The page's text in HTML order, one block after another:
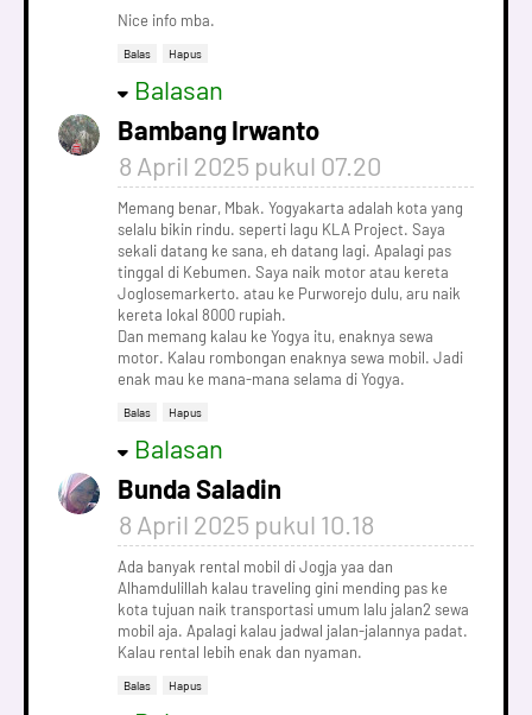
Nice info mba.
Balas Hapus
Balasan
Bambang Irwanto
8 April 2025 pukul 07.20
Memang benar, Mbak. Yogyakarta adalah kota yang
selalu bikin rindu. seperti lagu KLA Project. Saya
sekali datang ke sana, eh datang lagi. Apalagi pas
tinggal di Kebumen. Saya naik motor atau kereta
Joglosemarkerto. atau ke Purworejo dulu, aru naik
kereta lokal 8000 rupiah.
Dan memang kalau ke Yogya itu, enaknya sewa
motor. Kalau rombongan enaknya sewa mobil. Jadi
enak mau ke mana-mana selama di Yogya.
Balas Hapus
Balasan
Bunda Saladin
8 April 2025 pukul 10.18
Ada banyak rental mobil di Jogja yaa dan
Alhamdulillah kalau traveling gini mending pas ke
kota tujuan naik transportasi umum lalu jalan2 sewa
mobil aja. Apalagi kalau jadwal jalan-jalannya padat.
Kalau rental lebih enak dan nyaman.
Balas Hapus